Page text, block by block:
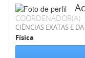
COORDENADOR(A)
CIÊNCIAS EXATAS E
Física